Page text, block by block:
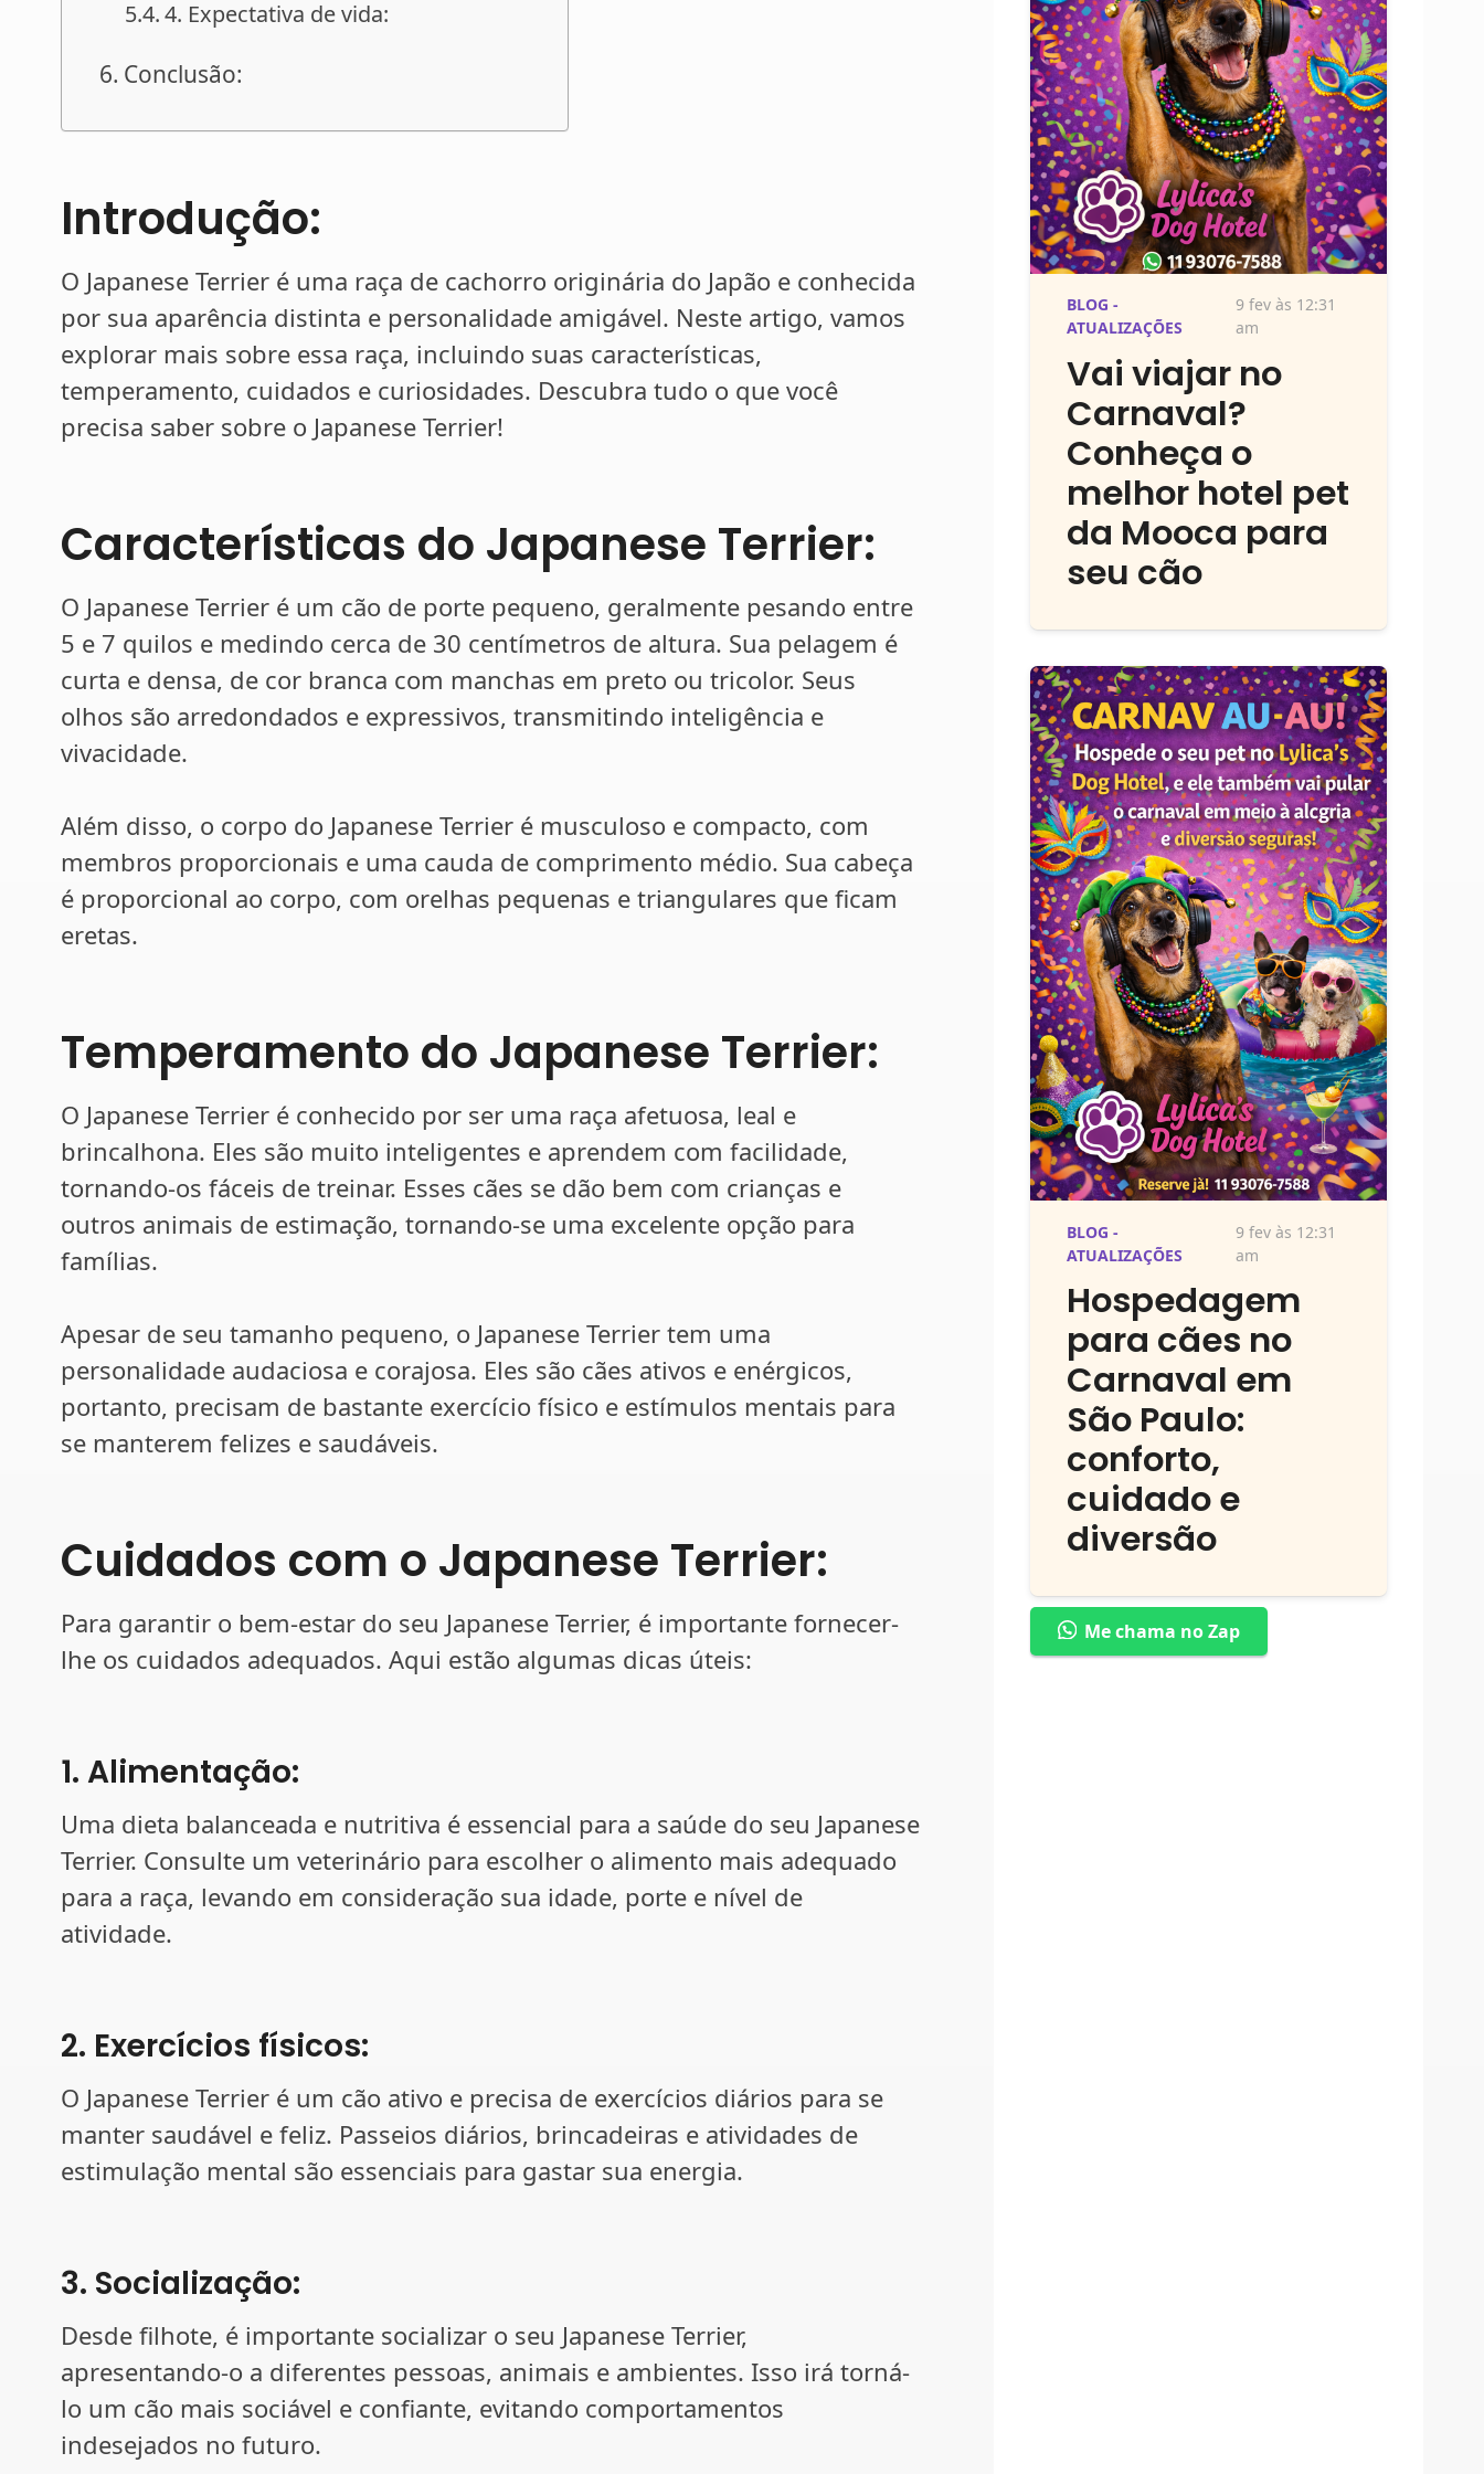
4. Expectativa de vida:
Conclusão:
Introdução:
O Japanese Terrier é uma raça de cachorro originária do Japão e conhecida
por sua aparência distinta e personalidade amigável. Neste artigo, vamos
explorar mais sobre essa raça, incluindo suas características,
temperamento, cuidados e curiosidades. Descubra tudo o que você
precisa saber sobre o Japanese Terrier!
Características do Japanese Terrier:
O Japanese Terrier é um cão de porte pequeno, geralmente pesando entre
5 e 7 quilos e medindo cerca de 30 centímetros de altura. Sua pelagem é
curta e densa, de cor branca com manchas em preto ou tricolor. Seus
olhos são arredondados e expressivos, transmitindo inteligência e
vivacidade.
Além disso, o corpo do Japanese Terrier é musculoso e compacto, com
membros proporcionais e uma cauda de comprimento médio. Sua cabeça
é proporcional ao corpo, com orelhas pequenas e triangulares que ficam
eretas.
Temperamento do Japanese Terrier:
O Japanese Terrier é conhecido por ser uma raça afetuosa, leal e
brincalhona. Eles são muito inteligentes e aprendem com facilidade,
tornando-os fáceis de treinar. Esses cães se dão bem com crianças e
outros animais de estimação, tornando-se uma excelente opção para
famílias.
Apesar de seu tamanho pequeno, o Japanese Terrier tem uma
personalidade audaciosa e corajosa. Eles são cães ativos e enérgicos,
portanto, precisam de bastante exercício físico e estímulos mentais para
se manterem felizes e saudáveis.
Cuidados com o Japanese Terrier:
Para garantir o bem-estar do seu Japanese Terrier, é importante fornecer-
lhe os cuidados adequados. Aqui estão algumas dicas úteis:
1. Alimentação:
Uma dieta balanceada e nutritiva é essencial para a saúde do seu Japanese
Terrier. Consulte um veterinário para escolher o alimento mais adequado
para a raça, levando em consideração sua idade, porte e nível de
atividade.
2. Exercícios físicos:
O Japanese Terrier é um cão ativo e precisa de exercícios diários para se
manter saudável e feliz. Passeios diários, brincadeiras e atividades de
estimulação mental são essenciais para gastar sua energia.
3. Socialização:
Desde filhote, é importante socializar o seu Japanese Terrier,
apresentando-o a diferentes pessoas, animais e ambientes. Isso irá torná-
lo um cão mais sociável e confiante, evitando comportamentos
indesejados no futuro.
BLOG -
ATUALIZAÇÕES
9 fev às 12:31
am
Vai viajar no
Carnaval?
Conheça o
melhor hotel pet
da Mooca para
seu cão
BLOG -
ATUALIZAÇÕES
9 fev às 12:31
am
Hospedagem
para cães no
Carnaval em
São Paulo:
conforto,
cuidado e
diversão
Me chama no Zap